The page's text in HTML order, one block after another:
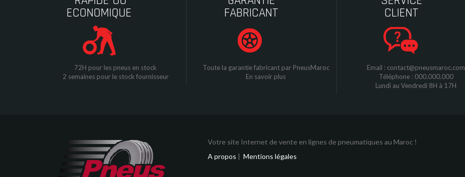
ECONOMIQUE
72H pour les pneus en stock
2 semaines pour le stock fournisseur
FABRICANT
Toute la garantie fabricant par PneusMaroc
En savoir plus
CLIENT
Email : contact@pneusmaroc.com
Téléphone : 000.000.000
Lundi au Vendredi 8H à 17H
Votre site Internet de vente en lignes de pneumatiques au Maroc !
A propos | Mentions légales